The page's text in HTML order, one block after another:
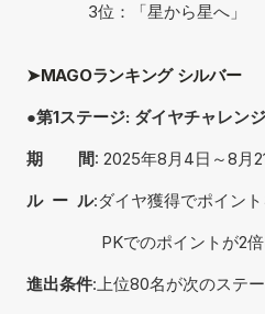
              3位：「星から星へ」
➤MAGOランキング シルバー
●第1ステージ: ダイヤチャレンジ
期        間: 2025年8月4日～8月
ル  ー  ル:ダイヤ獲得でポイント
PKでのポイ
進出条件:上位80名が次のステー